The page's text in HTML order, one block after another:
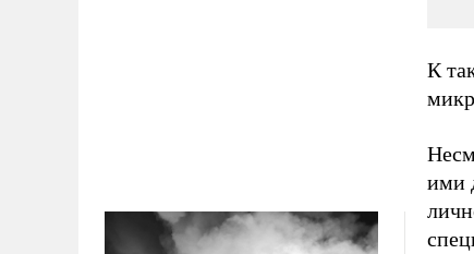
К
ими